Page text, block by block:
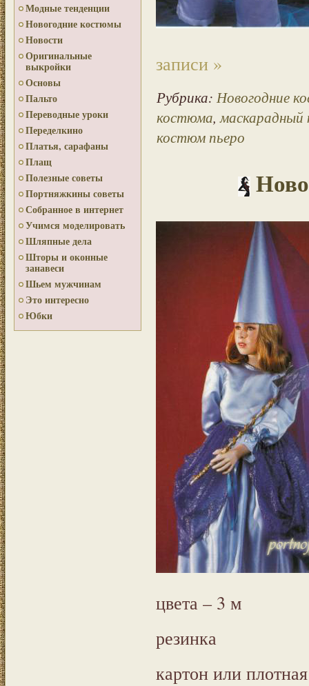
Модные тенденции
Новогодние костюмы
Новости
Оригинальные
выкройки
Основы
Пальто
Переводные уроки
Переделкино
Платья, сарафаны
Плащ
Полезные советы
Портняжкины советы
Собранное в интернет
Учимся моделировать
Шляпные дела
Шторы и оконные
занавеси
Шьем мужчинам
Это интересно
Юбки
записи »
Рубрика: Новогодние
костюма,
костюм пьеро
цвета – 3 м
резинка
картон или